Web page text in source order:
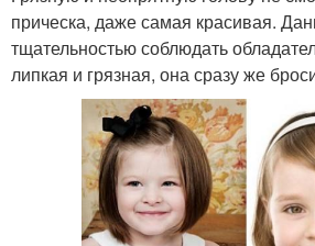
прическа, даже самая красивая.
тщательностью соблюдать
липкая и грязная, она сразу же